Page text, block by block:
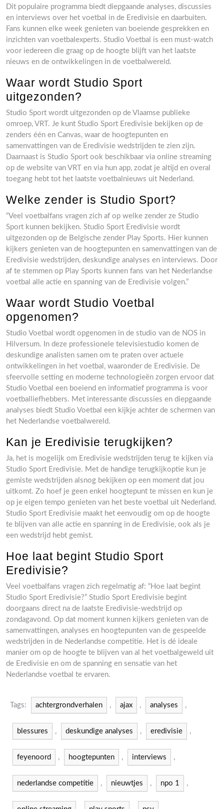
Dit populaire programma biedt diepgaande analyses, discussies
en interviews over het voetbal in de Eredivisie en daarbuiten.
Fans kunnen elke week genieten van boeiende gesprekken en
inzichten van voetbalexperts. Studio Voetbal is een must-watch
voor iedereen die graag op de hoogte blijft van het laatste
nieuws en de ontwikkelingen in de voetbalwereld.
Waar wordt Studio Sport
uitgezonden?
Studio Sport wordt uitgezonden op de Vlaamse publieke
omroep, VRT. Je kunt Studio Sport Eredivisie bekijken op de
zenders één en Canvas, waar de hoogtepunten en
samenvattingen van de Eredivisie wedstrijden te zien zijn.
Daarnaast is Studio Sport ook beschikbaar via online streaming
op de website van VRT en via hun app, zodat je altijd en overal
toegang hebt tot het laatste voetbalnieuws uit Nederland.
Welke zender is Studio Sport?
“Veel voetbalfans vragen zich af op welke zender ze Studio
Sport kunnen bekijken. Studio Sport Eredivisie wordt
uitgezonden op de Belgische zender Play Sports. Hier kunnen
kijkers genieten van de hoogtepunten en samenvattingen van de
Eredivisie wedstrijden, deskundige analyses en interviews. Door
af te stemmen op Play Sports kunnen fans van het Nederlandse
voetbal alle actie en spanning van de Eredivisie volgen.”
Waar wordt Studio Voetbal
opgenomen?
Studio Voetbal wordt opgenomen in de studio van de NOS in
Hilversum. In deze professionele televisiestudio komen de
deskundige analisten samen om te praten over actuele
ontwikkelingen in het voetbal, waaronder de Eredivisie. De
sfeervolle setting en moderne technologieën zorgen ervoor dat
Studio Voetbal een boeiend en informatief programma is voor
voetballiefhebbers. Met interessante discussies en diepgaande
analyses biedt Studio Voetbal een kijkje achter de schermen van
het Nederlandse voetbalwereld.
Kan je Eredivisie terugkijken?
Ja, het is mogelijk om Eredivisie wedstrijden terug te kijken via
Studio Sport Eredivisie. Met de handige terugkijkoptie kun je
gemiste wedstrijden alsnog bekijken op een moment dat jou
uitkomt. Zo hoef je geen enkel hoogtepunt te missen en kun je
op je eigen tempo genieten van het beste voetbal uit Nederland.
Studio Sport Eredivisie maakt het eenvoudig om op de hoogte
te blijven van alle actie en spanning in de Eredivisie, ook als je
een wedstrijd hebt gemist.
Hoe laat begint Studio Sport
Eredivisie?
Veel voetbalfans vragen zich regelmatig af: “Hoe laat begint
Studio Sport Eredivisie?” Studio Sport Eredivisie begint
doorgaans direct na de laatste Eredivisie-wedstrijd op
zondagavond. Op dat moment kunnen kijkers genieten van de
samenvattingen, analyses en hoogtepunten van de gespeelde
wedstrijden in de Nederlandse competitie. Het is dé ideale
manier om op de hoogte te blijven van al het voetbalgeweld uit
de Eredivisie en om de spanning en sensatie van het
Nederlandse voetbal te ervaren.
Tags: achtergrondverhalen , ajax , analyses ,
blessures , deskundige analyses , eredivisie ,
feyenoord , hoogtepunten , interviews ,
nederlandse competitie , nieuwtjes , npo 1 ,